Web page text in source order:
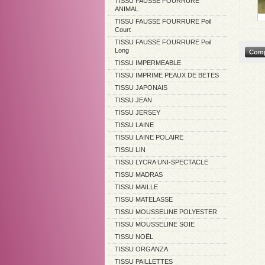
ANIMAL
TISSU FAUSSE FOURRURE Poil
Court
TISSU FAUSSE FOURRURE Poil
Long
TISSU IMPERMEABLE
TISSU IMPRIME PEAUX DE BETES
TISSU JAPONAIS
TISSU JEAN
TISSU JERSEY
TISSU LAINE
TISSU LAINE POLAIRE
TISSU LIN
TISSU LYCRA UNI-SPECTACLE
TISSU MADRAS
TISSU MAILLE
TISSU MATELASSE
TISSU MOUSSELINE POLYESTER
TISSU MOUSSELINE SOIE
TISSU NOËL
TISSU ORGANZA
TISSU PAILLETTES